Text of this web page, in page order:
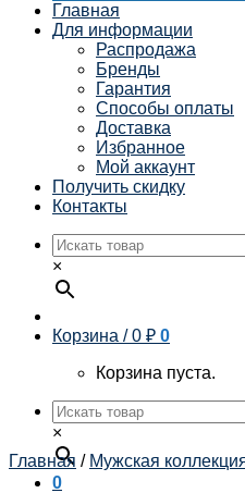
Главная
Для информации
Распродажа
Бренды
Гарантия
Способы оплаты
Доставка
Избранное
Мой аккаунт
Получить скидку
Контакты
×
Корзина /0 ₽ 0
Корзина пуста.
×
0
Главная / Мужская